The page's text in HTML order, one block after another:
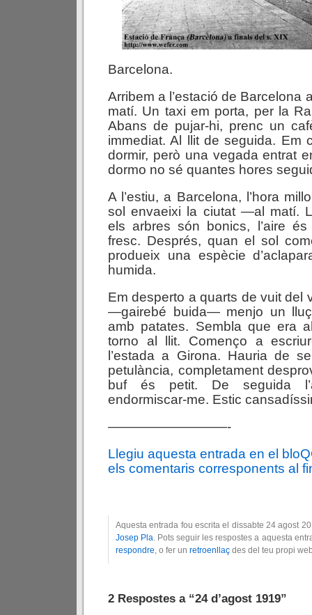
Barcelona.
Arribem a l’estació de Barcelona
matí. Un taxi em porta, per la
Abans de pujar-hi, prenc un
immediat. Al llit de seguida. Em
dormir, però una vegada entrat
dormo no sé quantes hores
A l’estiu, a Barcelona, l’hora
sol envaeixi la ciutat —al matí.
els arbres són bonics, l’aire
fresc. Després, quan el sol
produeix una espècie
humida.
Em desperto a quarts de vuit del
—gairebé buida— menjo un
amb patates. Sembla que era
torno al llit. Començo a
l’estada a Girona. Hauria de
petulància, completament
buf és petit. De seguida
endormiscar-me. Estic
—————————-
Llegiu aquesta entrada en el
els comentaris corresponents al
Aquesta entrada fou escrita el dissabte 24 agost
Josep Pla. Pots seguir les respostes a aquesta
respondre, o fer un retroenllaç des del teu propi
2 Respostes a “24 d’agost 1919”